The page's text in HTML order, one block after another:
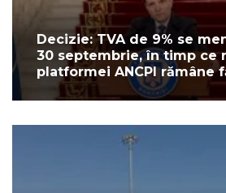
Decizie: TVA de 9% se
30 septembrie, în timp ce
platformei ANCPI rămâne